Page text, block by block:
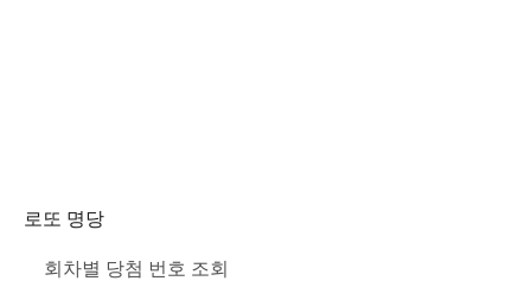
로또 명당
회차별 당첨 번호 조회